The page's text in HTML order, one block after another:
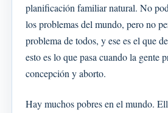
planificación familiar natural. No
los problemas del mundo, pero no
problema de todos, y ese es el que
esto es lo que pasa cuando la gente
concepción y aborto.
Hay muchos pobres en el mundo.